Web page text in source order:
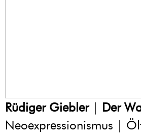
Rüdiger Giebler| Der
Neoexpressionismus |